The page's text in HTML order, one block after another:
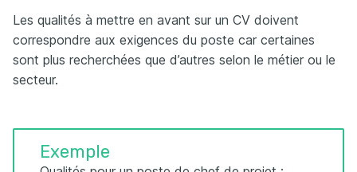
Les qualités à mettre en avant sur un CV doivent
correspondre aux exigences du poste car certaines
sont plus recherchées que d’autres selon le métier ou le
secteur.
Exemple